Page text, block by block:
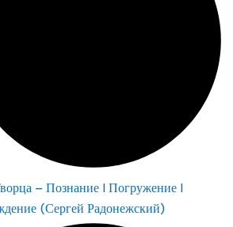
– Познание | Погружение |
(Сергей Радонежский)